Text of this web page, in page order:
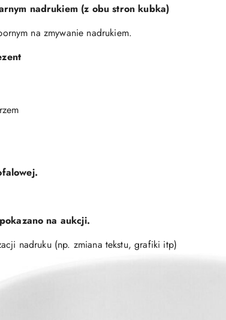
nadrukiem (z obu stron kubka)
na zmywanie nadrukiem.
na aukcji.
nadruku (np. zmiana tekstu, grafiki itp)